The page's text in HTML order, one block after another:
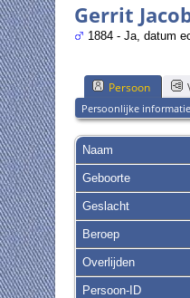
Gerrit
1884 - Ja, datum
Persoon
Persoonlijke informatie
Naam
Geboorte
Geslacht
Beroep
Overlijden
Persoon-ID